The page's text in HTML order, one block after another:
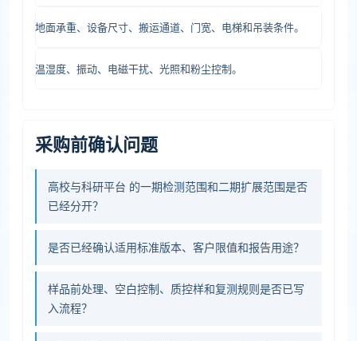
地面承重、设备尺寸、搬运通道、门宽、电梯和吊装条件。
温湿度、振动、电磁干扰、光照和粉尘控制。
采购前确认问题
高校与科研平台 的一期检测范围和二期扩展范围是否
已经分开？
是否已经确认适用标准版本、客户限值和报告用途？
样品前处理、空白控制、质控样和复测规则是否已写
入流程？